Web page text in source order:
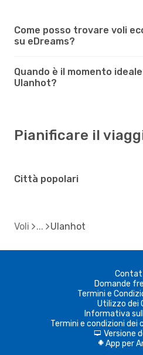
Come posso trovare voli
su eDreams?
Quando è il momento
Ulanhot?
Pianificare il
Città popolari
Voli Ulanhot
Domande
Termini e
Utilizzo dei
Informativa
Termini e condizioni dei
d Versione
A App per